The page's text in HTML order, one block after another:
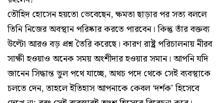
তৌহিদ হোসেন হয়তো ভেবেছেন, ক্ষমতা ছাড়ার পর সত্য বললে
তিনি নিজের অবস্থান পরিষ্কার করতে পারবেন। কিন্তু তাঁর বক্তব্য
উল্টো আরও বড় প্রশ্ন তৈরি করেছে। কারণ রাষ্ট্র পরিচালনায় নীরব
সাক্ষী হওয়াও অনেক সময় অংশীদার হওয়ার সমান। আপনি যদি
জানেন সিদ্ধান্ত ভুল পথে যাচ্ছে, অথচ পদে থেকে সেই ব্যবস্থাকে
চলতে দেন, তাহলে ইতিহাস আপনাকে কেবল ‘দর্শক’ হিসেবে